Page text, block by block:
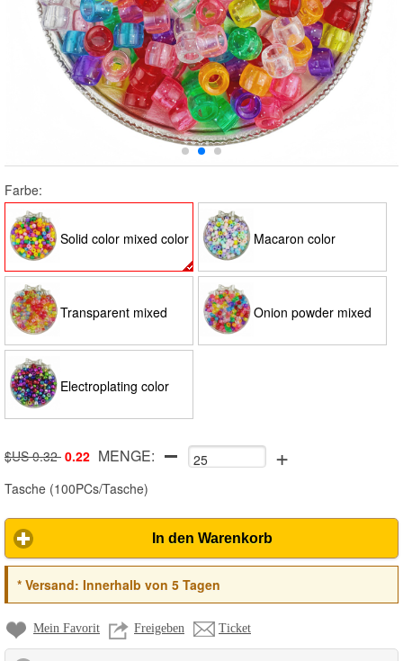
Farbe:
Solid color mixed color Macaron color
Transparent mixed
color
Onion powder mixed
Electroplating color
mixing
$US 0.32 0.22 MENGE: +
Tasche (100PCs/Tasche)
In den Warenkorb
*Versand: Innerhalb von 5 Tagen
Mein Favorit Freigeben Ticket